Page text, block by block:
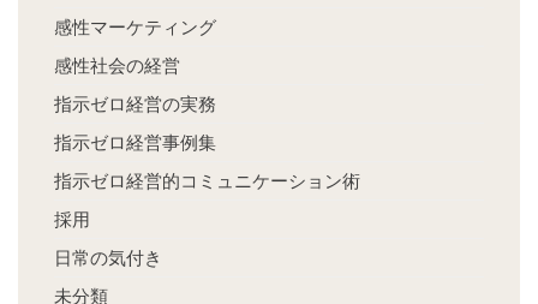
感性マーケティング
感性社会の経営
指示ゼロ経営の実務
指示ゼロ経営事例集
指示ゼロ経営的コミュニケーション術
採用
日常の気付き
未分類